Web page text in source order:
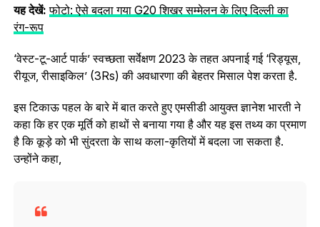
यह देखें: फोटो: ऐसे बदला गया G20 शिखर सम्मेलन के लिए दिल्ली का
रंग-रूप
‘वेस्ट-टू-आर्ट पार्क’ स्वच्छता सर्वेक्षण 2023 के तहत अपनाई गई ‘रिड्यूस,
रीयूज, रीसाइकिल’ (3Rs) की अवधारणा की बेहतर मिसाल पेश करता है.
इस टिकाऊ पहल के बारे में बात करते हुए एमसीडी आयुक्त ज्ञानेश भारती ने
कहा कि हर एक मूर्ति को हाथों से बनाया गया है और यह इस तथ्य का प्रमाण
है कि कूड़े को भी सुंदरता के साथ कला-कृतियों में बदला जा सकता है.
उन्‍होंने कहा,